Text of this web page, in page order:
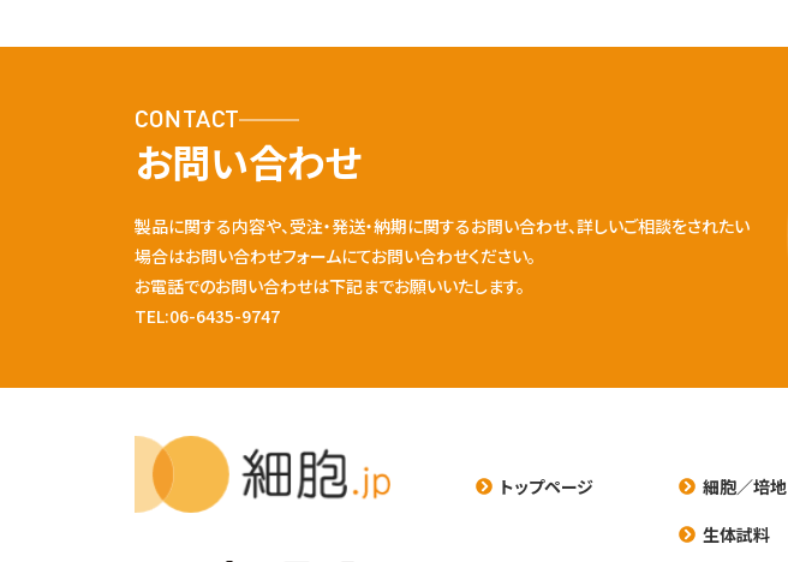
CONTACT
お問い合わせ
製品に関する内容や、受注・発送・納期に関するお問い合わせ、詳しいご相談をされたい
場合はお問い合わせフォームにてお問い合わせください。
お電話でのお問い合わせは下記までお願いいたします。
TEL:06-6435-9747
トップページ
細胞／培地
生体試料